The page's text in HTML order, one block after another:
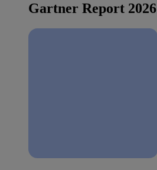
Gartner Report 2026